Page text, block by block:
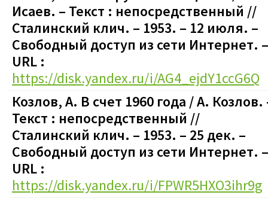
Исаев. – Текст : непосредственный //
Сталинский клич. – 1953. – 12 июля. –
Свободный доступ из сети Интернет. –
URL :
https://disk.yandex.ru/i/AG4_ejdY1ccG6Q
Козлов, А. В счет 1960 года / А. Козлов.
Текст : непосредственный //
Сталинский клич. – 1953. – 25 дек. –
Свободный доступ из сети Интернет. –
URL :
https://disk.yandex.ru/i/FPWR5HXO3ihr9g